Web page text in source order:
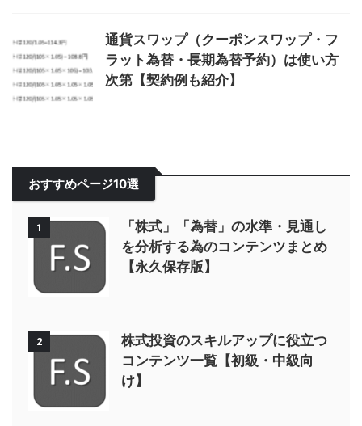
通貨スワップ（クーポンスワップ・フ
ラット為替・長期為替予約）は使い方
次第【契約例も紹介】
おすすめページ10選
1
「株式」「為替」の水準・見通し
を分析する為のコンテンツまとめ
【永久保存版】
2
株式投資のスキルアップに役立つ
コンテンツ一覧【初級・中級向
け】